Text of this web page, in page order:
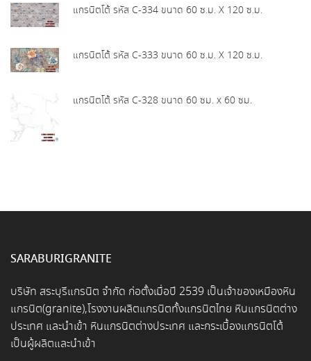
แกรนิตโต้ รหัส C-334 ขนาด 60 ซ.ม. X 120 ซ.ม.
แกรนิตโต้ รหัส C-333 ขนาด 60 ซ.ม. X 120 ซ.ม.
แกรนิตโต้ รหัส C-328 ขนาด 60 ซม. x 60 ซม.
SARABURIGRANITE
บริษัท สระบุรีแกรนิต จำกัด ก่อตั้งเมื่อปี 2539 เป็นเจ้าของเหมืองหิน
แกรนิต(granite),โรงงานผลิตแกรนิตทั้งแกรนิตไทย หินแกรนิตต่าง
ประเทศ และนำเข้า หินแกรนิตต่างประเทศ และกระเบื้องแกรนิตโต้
เป็นผู้ผลิตและนำเข้า